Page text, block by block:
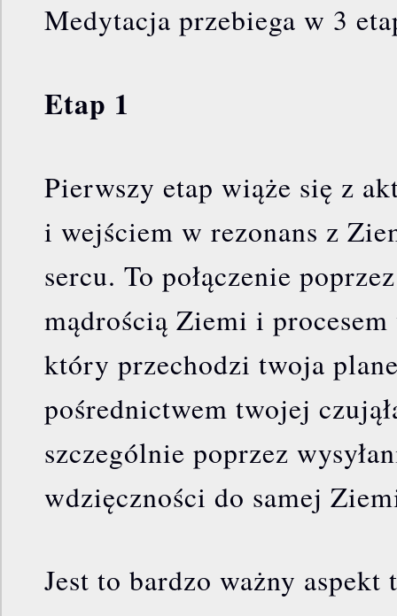
Medytacja przebiega w 3
Etap 1
Pierwszy etap wiąże się z
i wejściem w rezonans z
sercu. To połączenie
mądrością Ziemi i
który przechodzi twoja
pośrednictwem twojej
szczególnie poprzez
wdzięczności do samej
Jest to bardzo ważny